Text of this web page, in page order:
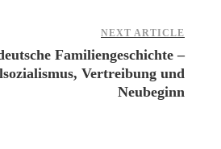
NEXT ARTICLE
Familiengeschichte –
Vertreibung und
Neubeginn